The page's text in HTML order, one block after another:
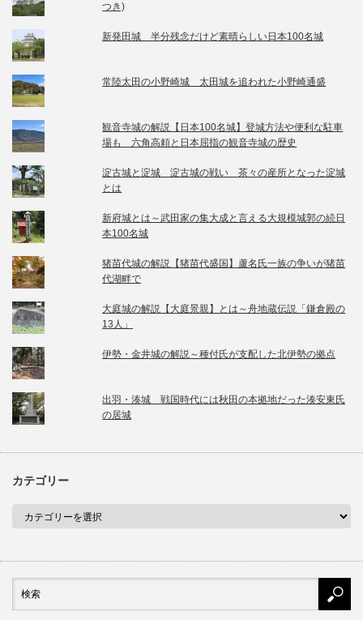
つき)
新発田城 半分残念だけど素晴らしい日本100名城
常陸太田の小野崎城 太田城を追われた小野崎通盛
観音寺城の解説【日本100名城】登城方法や便利な駐車
場も 六角高頼と日本屈指の観音寺城の歴史
淀古城と淀城 淀古城の戦い 茶々の産所となった淀城
とは
新府城とは～武田家の集大成と言える大規模城郭の続日
本100名城
猪苗代城の解説【猪苗代盛国】蘆名氏一族の争いが猪苗
代湖畔で
大庭城の解説【大庭景親】とは～舟地蔵伝説「鎌倉殿の
13人」
伊勢・金井城の解説～種付氏が支配した北伊勢の拠点
出羽・湊城 戦国時代には秋田の本拠地だった湊安東氏
の居城
カテゴリー